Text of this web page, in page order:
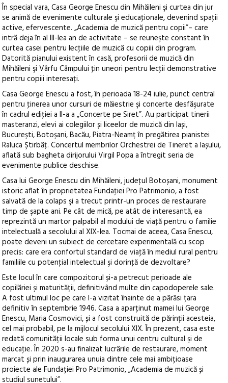
În special vara, Casa George Enescu din Mihăileni şi curtea din jur
se animă de evenimente culturale şi educaţionale, devenind spaţii
active, efervescente. „Academia de muzică pentru copii”– care
intră deja în al III-lea an de activitate – se reuneşte constant în
curtea casei pentru lecţiile de muzică cu copiii din program.
Datorită pianului existent în casă, profesorii de muzică din
Mihăileni şi Vârfu Câmpului ţin uneori pentru lecţii demonstrative
pentru copiii interesaţi.
Casa George Enescu a fost, în perioada 18-24 iulie, punct central
pentru ţinerea unor cursuri de măiestrie şi concerte desfăşurate
în cadrul ediţiei a II-a a „Concerte pe Siret”. Au participat tinerii
masteranzi, elevi ai colegiilor și liceelor de muzică din Iași,
București, Botoșani, Bacău, Piatra-Neamț în pregătirea pianistei
Raluca Ştirbăţ. Concertul membrilor Orchestrei de Tineret a Iașului,
aflată sub bagheta dirijorului Virgil Popa a întregit seria de
evenimente publice deschise.
Casa lui George Enescu din Mihăileni, judeţul Botoșani, monument
istoric aflat în proprietatea Fundaţiei Pro Patrimonio, a fost
salvată de la colaps şi a trecut printr-un proces de restaurare
timp de şapte ani. Pe cât de mică, pe atât de interesantă, ea
reprezintă un martor palpabil al modului de viaţă pentru o familie
intelectuală a secolului al XIX-lea. Tocmai de aceea, Casa Enescu,
poate deveni un subiect de cercetare experimentală cu scop
precis: care era confortul standard de viaţă în mediul rural pentru
familiile cu potenţial intelectual şi dorinţă de dezvoltare?
Este locul în care compozitorul și-a petrecut perioade ale
copilăriei și maturității, definitivând multe din capodoperele sale.
A fost ultimul loc pe care l-a vizitat înainte de a părăsi țara
definitiv în septembrie 1946. Casa a aparținut mamei lui George
Enescu, Maria Cosmovici, și a fost construită de părinții acesteia,
cel mai probabil, pe la mijlocul secolului XIX. În prezent, casa este
redată comunității locale sub forma unui centru cultural şi de
educaţie. În 2020 s-au finalizat lucrările de restaurare, moment
marcat și prin inaugurarea unuia dintre cele mai ambițioase
proiecte ale Fundației Pro Patrimonio, „Academia de muzică și
studiul sunetului”.